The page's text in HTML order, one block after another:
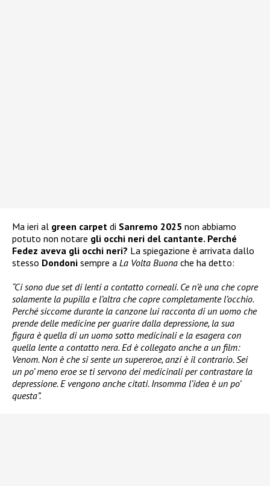
Ma ieri al green carpet di Sanremo 2025 non abbiamo
potuto non notare gli occhi neri del cantante. Perché
Fedez aveva gli occhi neri? La spiegazione è arrivata dallo
stesso Dondoni sempre a La Volta Buona che ha detto:
“Ci sono due set di lenti a contatto corneali. Ce n’è una che copre
solamente la pupilla e l’altra che copre completamente l’occhio.
Perché siccome durante la canzone lui racconta di un uomo che
prende delle medicine per guarire dalla depressione, la sua
figura è quella di un uomo sotto medicinali e la esagera con
quella lente a contatto nera. Ed è collegato anche a un film:
Venom. Non è che si sente un supereroe, anzi è il contrario. Sei
un po’ meno eroe se ti servono dei medicinali per contrastare la
depressione. E vengono anche citati. Insomma l’idea è un po’
questa”.